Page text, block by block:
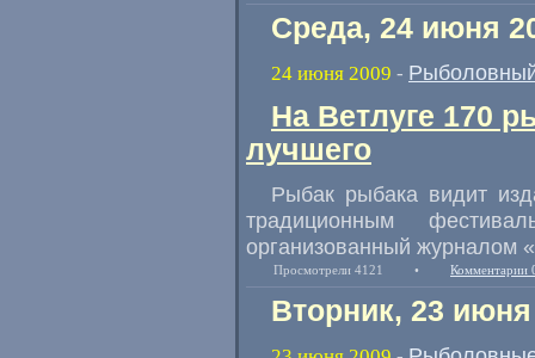
Среда, 24 июня
24 июня 2009 -
На Ветлуге 170
лучшего
Рыбак рыбака видит
традиционным
организованный журналом
Просмотрели 4121 • Комментарии
Вторник, 23 июня